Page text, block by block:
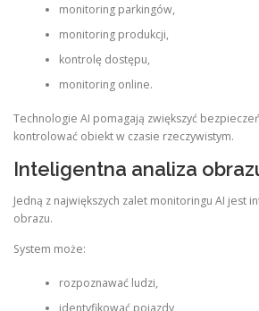
monitoring parkingów,
monitoring produkcji,
kontrolę dostępu,
monitoring online.
Technologie AI pomagają zwiększyć
kontrolować obiekt w czasie rzeczywistym.
Inteligentna analiza
Jedną z największych zalet monitoringu AI jest
obrazu.
System może:
rozpoznawać ludzi,
identyfikować pojazdy,